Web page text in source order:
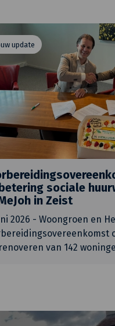
update
sociale
in Zeist
2026 - Woongroen en
van 142